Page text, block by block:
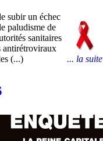
subir un échec
paludisme de
sanitaires
antirétroviraux
(...)
... la suite